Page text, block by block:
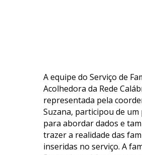
A equipe do Serviço de
Acolhedora da Rede
representada pela
Suzana, participou de um
para abordar dados e
trazer a realidade das
inseridas no serviço. A